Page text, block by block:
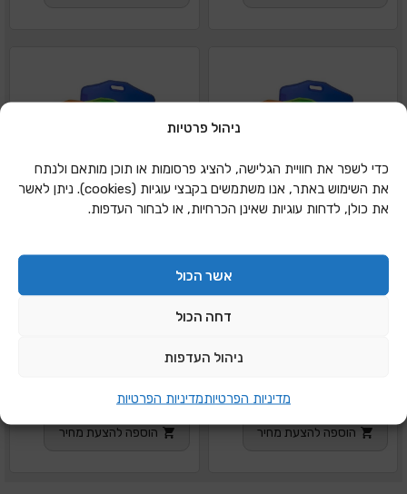
ניהול פרטיות
כדי לשפר את חוויית הגלישה, להציג פרסומות או תוכן מותאם ולנתח
את השימוש באתר, אנו משתמשים בקבצי עוגיות (cookies). ניתן לאשר
את כולן, לדחות עוגיות שאינן הכרחיות, או לבחור העדפות.
אשר הכול
דחה הכול
ניהול העדפות
מדיניות הפרטיותמדיניות הפרטיות
פלסטיק
הוספה להצעת מחיר
פלסטיק
הוספה להצעת מחיר